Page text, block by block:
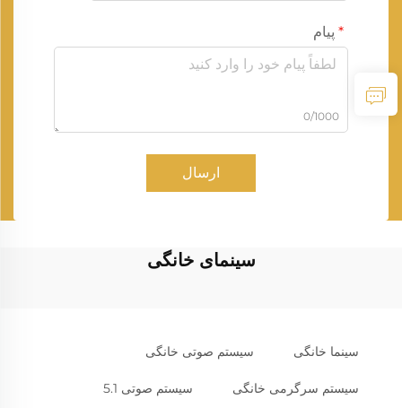
پیام
0/1000
ارسال
سینمای خانگی
سینما خانگی سیستم صوتی خانگی
سیستم سرگرمی خانگی سیستم صوتی 5.1